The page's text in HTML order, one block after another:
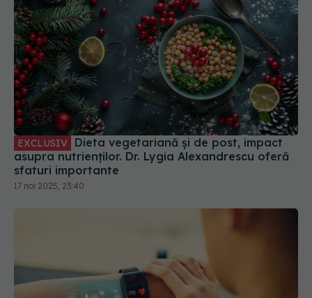
EXCLUSIV Dieta vegetariană și de post, impact
asupra nutrienților. Dr. Lygia Alexandrescu oferă
sfaturi importante
17 noi 2025, 23:40